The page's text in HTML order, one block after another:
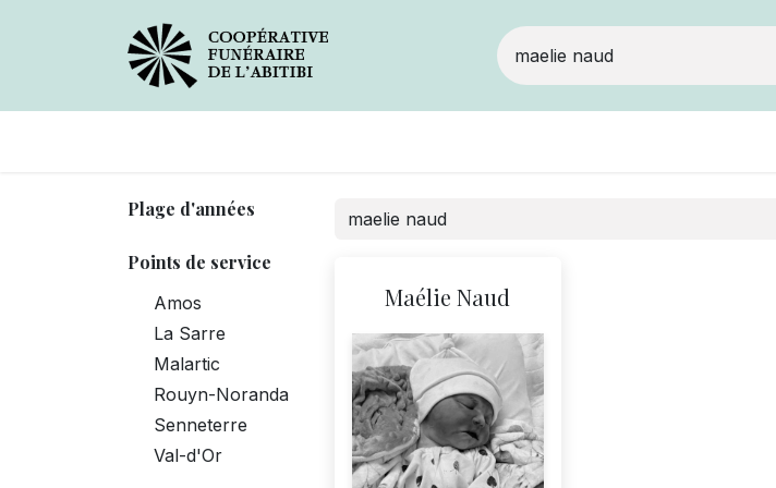
Plage d'années
Points de service
Amos
La Sarre
Malartic
Rouyn-Noranda
Senneterre
Val-d'Or
Maélie Naud